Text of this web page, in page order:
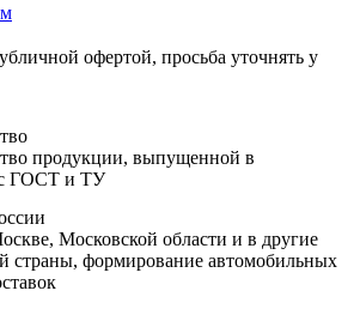
офертой, просьба уточнять у
продукции, выпущенной в
с ГОСТ и ТУ
Московской области и в другие
страны, формирование автомобильных